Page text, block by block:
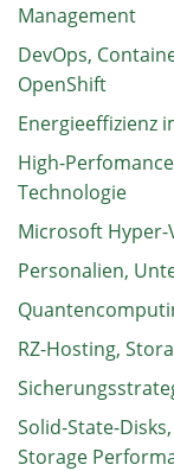
Management
DevOps,
OpenShift
Energieeffizienz
High-
Technologie
Microsoft Hyper-
Personalien,
RZ-Hosting,
Solid-State-
Storage